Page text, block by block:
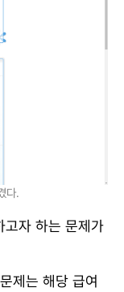
다.
고자 하는 문제가
제는 해당 급여